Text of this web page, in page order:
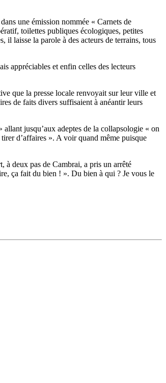
une émission nommée « Carnets de
toilettes publiques écologiques, petites
laisse la parole à des acteurs de terrains, tous
appréciables et enfin celles des lecteurs
que la presse locale renvoyait sur leur ville et
de faits divers suffisaient à anéantir leurs
jusqu’aux adeptes de la collapsologie « on
d’affaires ». A voir quand même puisque
à deux pas de Cambrai, a pris un arrêté
ça fait du bien ! ». Du bien à qui ? Je vous le